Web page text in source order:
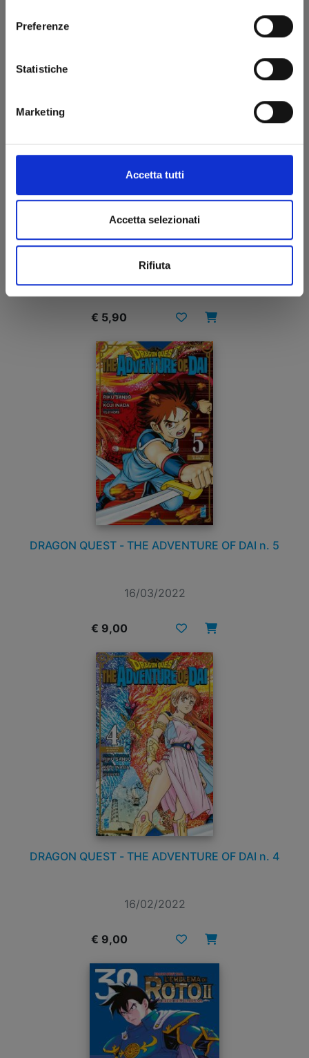
Preferenze
Statistiche
Marketing
Accetta tutti
Accetta selezionati
Rifiuta
GLI EREDI DELL’EMBLEMA n. 31
23/03/2022
€ 5,90
DRAGON QUEST - THE ADVENTURE OF DAI n. 5
16/03/2022
€ 9,00
DRAGON QUEST - THE ADVENTURE OF DAI n. 4
16/02/2022
€ 9,00